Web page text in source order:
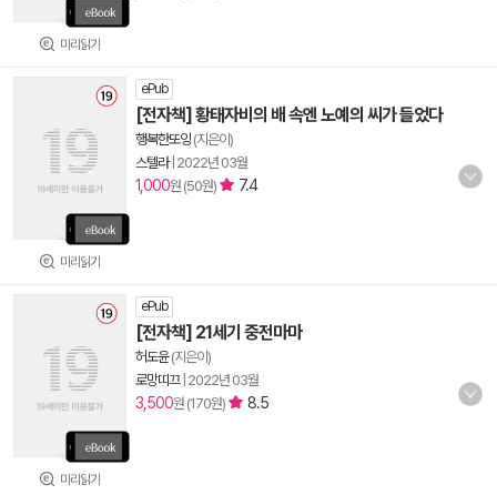
미리읽기
미리읽기
ePub
[전자책] 황태자비의 배 속엔 노예의 씨가 들었다
행복한또잉 (지은이)
스텔라| 2022년 03월
1,000원 (50원) 7.4
미리읽기
ePub
[전자책] 21세기 중전마마
허도윤(지은이)
로망띠끄| 2022년 03월
3,500원 (170원) 8.5